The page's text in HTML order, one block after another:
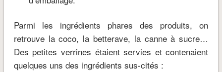
Parmi les ingrédients phares des produits, on
retrouve la coco, la betterave, la canne à sucre…
Des petites verrines étaient servies et contenaient
quelques uns des ingrédients sus-cités :